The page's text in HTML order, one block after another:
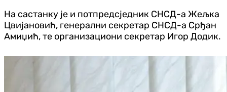
На састанку је и потпредсједник СНСД-а Жељка
Цвијановић, генерални секретар СНСД-а Срђан
Амиџић, те организациони секретар Игор Додик.